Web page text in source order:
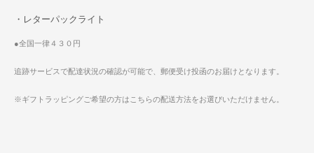
・レターパックライト
●全国一律４３０円
追跡サービスで配達状況の確認が可能で、郵便受け投函のお届けとなります。
※ギフトラッピングご希望の方はこちらの配送方法をお選びいただけません。